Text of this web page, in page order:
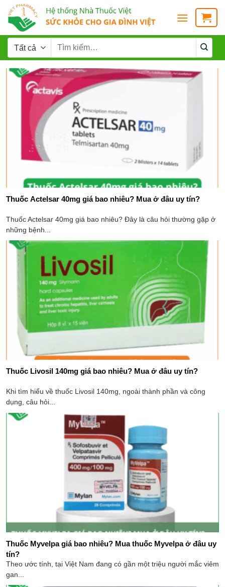
Thuốc Actelsar 40mg giá bao nhiêu? Mua ở đâu uy tín?
Thuốc Actelsar 40mg giá bao nhiêu? Đây là câu hỏi thường gặp ở
những bệnh...
Thuốc Livosil 140mg giá bao nhiêu​? Mua ở đâu uy tín?
Khi tìm hiểu về thuốc Livosil 140mg, ngoài thành phần và công
dụng, câu hỏi...
Thuốc Myvelpa giá bao nhiêu​? Mua thuốc Myvelpa ở đâu uy
tín?
Theo ước tính, tại Việt Nam đang có gần một triệu người mắc viêm
gan...